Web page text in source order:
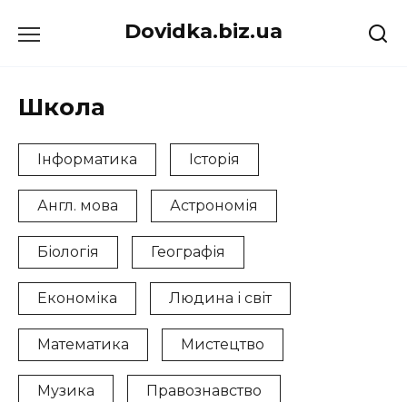
до
Dovidka.biz.ua
Школа
Інформатика Історія
Англ. мова Астрономія
Біологія Географія
Економіка Людина і світ
Математика Мистецтво
Музика Правознавство